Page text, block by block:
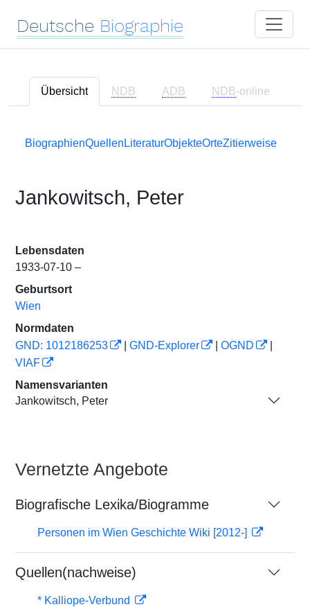
Deutsche Biographie
Übersicht NDB ADB NDB-online
BiographienQuellen LiteraturObjekteOrteZitierweise
Jankowitsch, Peter
Lebensdaten
1933-07-10 –
Geburtsort
Wien
Normdaten
GND: 1012186253
GND-Explorer OGND
VIAF
Namensvarianten
Jankowitsch, Peter
Vernetzte Angebote
Biografische Lexika/Biogramme
Personen im Wien Geschichte Wiki [2012-]
Quellen(nachweise)
* Kalliope-Verbund